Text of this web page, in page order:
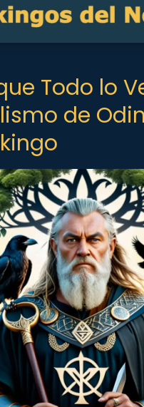
Todo lo
de